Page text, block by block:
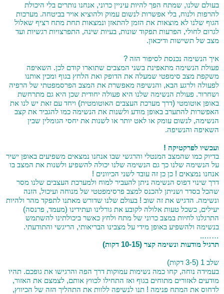
בעולם שלנו, שמתח הפך להיות עיניין כרוני, אנחנו נותרים בלי היכולת
להרפות ולנוח, בלי אפשרות לנשום עמוק ולהוציא אויר בביטחה. מערכות
הגוף שלנו לא מוצאות את הזמן להתאזן ונמצאות תחת מתח רציף שאלול
לגרום לחולי, הפרעות תפקוד שונות, בעיות שינה, התפרצויות רגשיות ועד
מצב של תשישות ודיכאון.
איך הנשימה נכנסת לסיפור הזה ?
פעולת הנשימה מתאפינת בשני המצבים שתוארו קודם לכן. השאיפה
משקפת מצב סימפטי שמעלה את הדופק ואת הלחץ בגוף ומכין אותנו
לפעולה ולרגע הבא, והנשיפה מאפשרת את המצב הפרסמפטתי של הרפיה
ושחרור. פעולת הנשימה שלנו היא פעולה יחודית שכן היא גם מתרחשת
באופן אוטומטי (דרך מערכת העצבים האוטומטית) ויחד עם זאת יש לנו את
האפשרות להתערב באופן מודע ולשנות את הנשימה כמו להגביר את קצב
הנשימה, לנשום עומק או לאט יותר או לשנות את יחסי הגומלין שבין
השאיפה והנשיפה.
ועכשיו לפרקטיקה !
בדיוק כמו שהמצב המנטלי והרגשי שבו אנחנו נמצאים משפיעים באופן ישיר
על הנשימה שלנו כך גם הנשימה שלנו יכולה להשפיע ולשנות את המצב בו
אנחנו נמצאים ! כן כן זה עובד לשני הכיוונים !
דרך שינוי דפוס הנשימה ניתן להעביר למוח ולמערכת העצבים שלנו מסר
שהכל בסדר ושניתן להכנס למצב פרסימפטטי של מנוחה ועיכול, הזנה
ונשימה. הדגיש את זה שוב ! בעולם שלנו שדורש מאתנו לתפקד מהר ולהיות
יעילים, כשכל טעות אלולה לקובע את גורלינו ועתידינו (מעמד, פרנסה)
התרגלנו לחיות במצב כרוני של מתח ולחץ כאשר ביכולתינו להשתמש
בנשימה ולהשפיע באופן מידי על מצבינו הבריאותי, הריגשי והתודעתי.
……..
תרגיל מודעות ונשימה קצר (10-15 דקות)
שלב דקות)
בעמידה נוחה, קחו כמה נשימות עמוקות דרך הפה והרגישו את גופכם. תהיו
מודעים לאזורים מתוחים בגוף ואז התחילו לכווץ אותם, לצמצם את האזור,
לדחוס את המתח פנימה ! תנו לנשיפה ללוות את התהליך הזה של הכיווץ,